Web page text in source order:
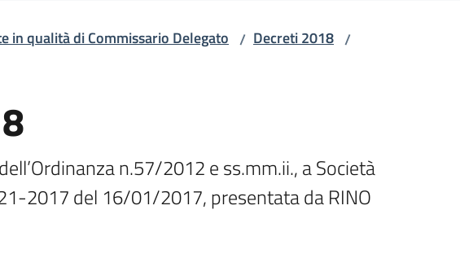
in qualità di Commissario Delegato / Decreti 2018 /
n.57/2012 e ss.mm.ii., a Società
2017 del 16/01/2017, presentata da RINO